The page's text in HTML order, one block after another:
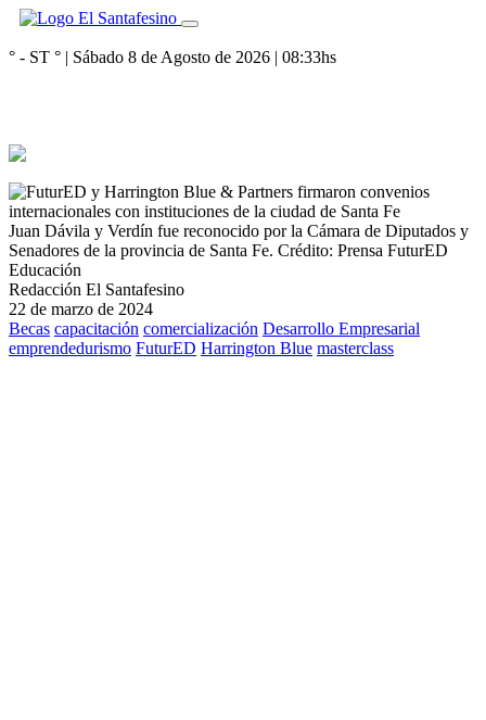
° - ST ° | Sábado 8 de Agosto de 2026 | 08:33hs
Juan Dávila y Verdín fue reconocido por la Cámara de Diputados y
Senadores de la provincia de Santa Fe. Crédito: Prensa FuturED
Educación
Redacción El Santafesino
22 de marzo de 2024
Becas capacitación comercialización Desarrollo Empresarial
emprendedurismo FuturED Harrington Blue masterclass